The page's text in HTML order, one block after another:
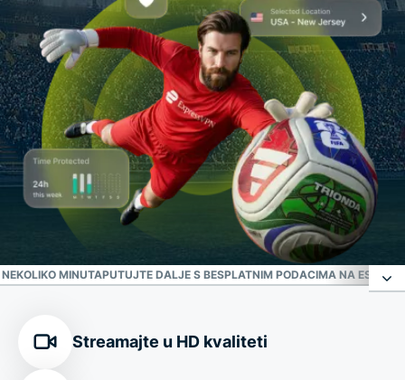
MINUTAPUTUJTE DALJE S BESPLATNIM PODACIMA NA ESIM
Streamajte u HD kvaliteti